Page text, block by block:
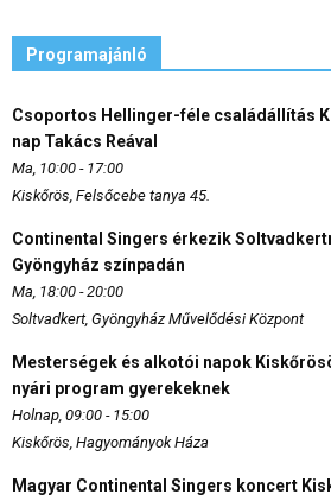
Programajánló
Csoportos Hellinger-féle családállítás
nap Takács Reával
Ma, 10:00 - 17:00
Kiskőrös, Felsőcebe tanya 45.
Continental Singers érkezik
Gyöngyház színpadán
Ma, 18:00 - 20:00
Soltvadkert, Gyöngyház Művelődési Központ
Mesterségek és alkotói napok
nyári program gyerekeknek
Holnap, 09:00 - 15:00
Kiskőrös, Hagyományok Háza
Magyar Continental Singers koncert